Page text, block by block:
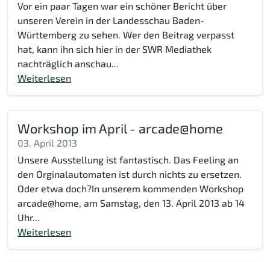
Vor ein paar Tagen war ein schöner Bericht über
unseren Verein in der Landesschau Baden-
Württemberg zu sehen. Wer den Beitrag verpasst
hat, kann ihn sich hier in der SWR Mediathek
nachträglich anschau...
Weiterlesen
Workshop im April - arcade@home
03. April 2013
Unsere Ausstellung ist fantastisch. Das Feeling an
den Orginalautomaten ist durch nichts zu ersetzen.
Oder etwa doch?In unserem kommenden Workshop
arcade@home, am Samstag, den 13. April 2013 ab 14
Uhr...
Weiterlesen